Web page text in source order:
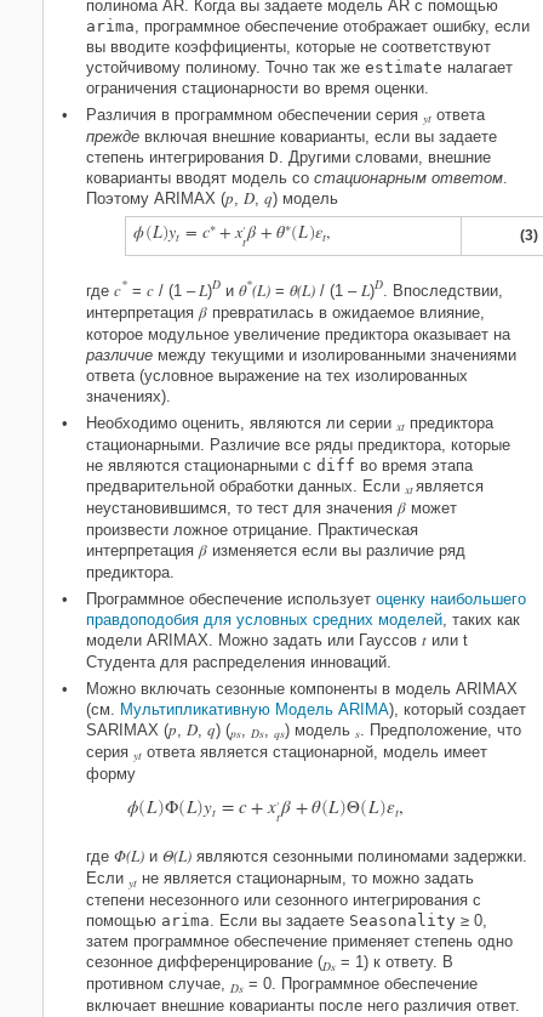
полинома AR. Когда вы задаете модель AR с помощью
arima, программное обеспечение отображает ошибку, если
вы вводите коэффициенты, которые не соответствуют
устойчивому полиному. Точно так же estimate налагает
ограничения стационарности во время оценки.
Различия в программном обеспечении серия yt ответа
прежде включая внешние коварианты, если вы задаете
степень интегрирования D. Другими словами, внешние
коварианты вводят модель со стационарным ответом.
Поэтому ARIMAX (p, D, q) модель
ϕ(L)yt = c∗ + x′
tβ+θ∗(L )εt, (3)
где c* = c / (1 –L)D и θ*(L) = θ(L) / (1 – L)D. Впоследствии,
интерпретация β превратилась в ожидаемое влияние,
которое модульное увеличение предиктора оказывает на
различие между текущими и изолированными значениями
ответа (условное выражение на тех изолированных
значениях).
Необходимо оценить, являются ли серии xt предиктора
стационарными. Различие все ряды предиктора, которые
не являются стационарными с diff во время этапа
предварительной обработки данных. Если xtявляется
неустановившимся, то тест для значения β может
произвести ложное отрицание. Практическая
интерпретация β изменяется если вы различие ряд
предиктора.
Программное обеспечение использует оценку наибольшего
правдоподобия для условных средних моделей, таких как
модели ARIMAX. Можно задать или Гауссов t или t
Студента для распределения инноваций.
Можно включать сезонные компоненты в модель ARIMAX
(см. Мультипликативную Модель ARIMA), который создает
SARIMAX (p, D, q) (ps, Ds, qs) модель s. Предположение, что
серия yt ответа является стационарной, модель имеет
форму
ϕ(L)Φ(L)yt =c+x′
tβ+θ(L)Θ(L)εt,
где Φ(L) и Θ(L) являются сезонными полиномами задержки.
Если yt не является стационарным, то можно задать
степени несезонного или сезонного интегрирования с
помощью arima. Если вы задаете Seasonality ≥ 0,
затем программное обеспечение применяет степень одно
сезонное дифференцирование (Ds = 1) к ответу. В
противном случае, Ds = 0. Программное обеспечение
включает внешние коварианты после него различия ответ.